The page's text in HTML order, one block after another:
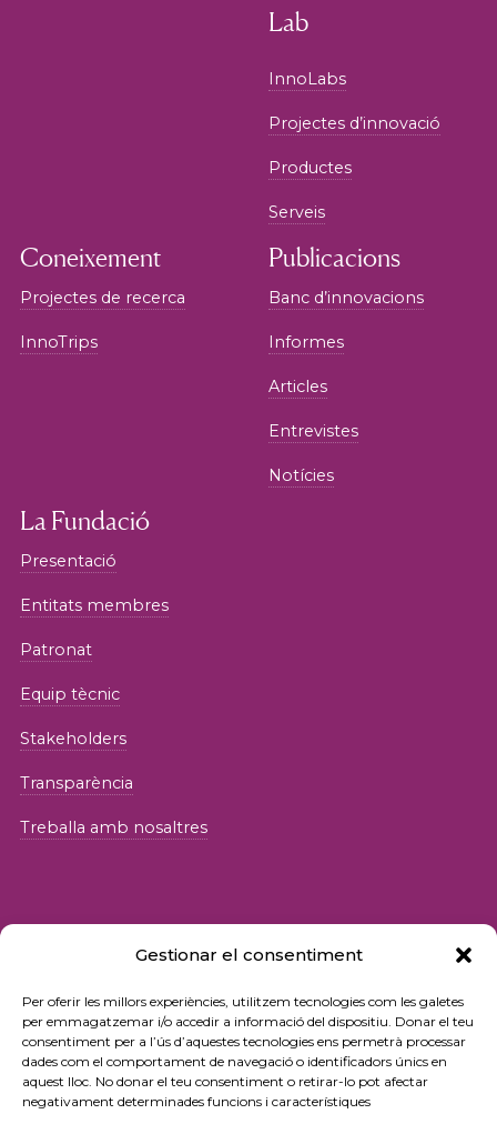
Gestionar el consentiment
Per oferir les millors experiències, utilitzem tecnologies com les galetes
per emmagatzemar i/o accedir a informació del dispositiu. Donar el teu
consentiment per a l’ús d’aquestes tecnologies ens permetrà processar
dades com el comportament de navegació o identificadors únics en
aquest lloc. No donar el teu consentiment o retirar-lo pot afectar
negativament determinades funcions i característiques
Lab
InnoLabs
Projectes d’innovació
Productes
Serveis
Coneixement
Projectes de recerca
InnoTrips
Publicacions
Banc d’innovacions
Informes
Articles
Entrevistes
Notícies
La Fundació
Presentació
Entitats membres
Patronat
Equip tècnic
Stakeholders
Transparència
Treballa amb nosaltres
© 2026 Fundació iSocial
Política de privacitat
Condicions d’ús